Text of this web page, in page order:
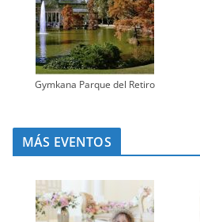
Gymkana Parque del Retiro
MÁS EVENTOS